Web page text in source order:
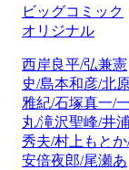
ビッグコミック
オリジナル
西岸良平/弘兼憲
史/島本和彦/北
雅紀/石塚真一/一
丸/滝沢聖峰/井浦
秀夫/村上もと
安倍夜郎/尾瀬あ